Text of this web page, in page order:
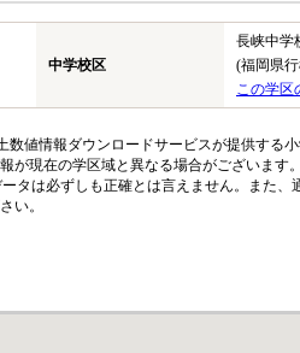
中学校区
長峡中学
(福岡県
この学区
値情報ダウンロードサービスが提供する
が現在の学区域と異なる場合がございます。
タは必ずしも正確とは言えません。また、
い。